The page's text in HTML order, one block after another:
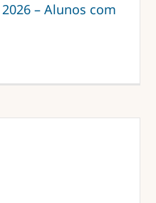
– Alunos com